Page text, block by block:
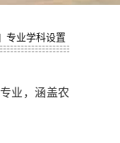
专业学科设置
业，涵盖农